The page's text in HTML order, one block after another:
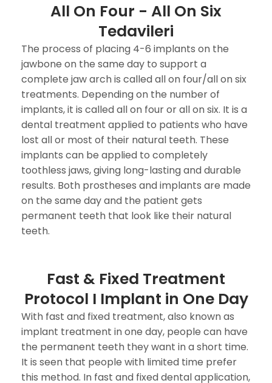
All On Four - All On Six
Tedavileri
The process of placing 4-6 implants on the
jawbone on the same day to support a
complete jaw arch is called all on four/all on six
treatments. Depending on the number of
implants, it is called all on four or all on six. It is a
dental treatment applied to patients who have
lost all or most of their natural teeth. These
implants can be applied to completely
toothless jaws, giving long-lasting and durable
results. Both prostheses and implants are made
on the same day and the patient gets
permanent teeth that look like their natural
teeth.
Fast & Fixed Treatment
Protocol I Implant in One Day
With fast and fixed treatment, also known as
implant treatment in one day, people can have
the permanent teeth they want in a short time.
It is seen that people with limited time prefer
this method. In fast and fixed dental application,